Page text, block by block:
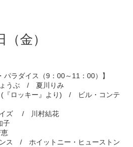
金）
パラダイス（9：00～11：00）】
ょうぶ / 夏川りみ
『ロッキー』より) / ビル・コンテ
イズ / 川村結花
子
ス / ホイットニー・ヒューストン